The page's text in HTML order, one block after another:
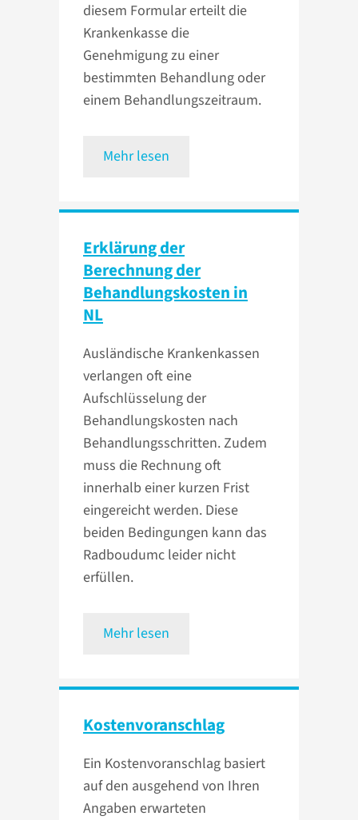
diesem Formular erteilt die
Krankenkasse die
Genehmigung zu einer
bestimmten Behandlung oder
einem Behandlungszeitraum.
Mehr lesen
Erklärung der
Berechnung der
Behandlungskosten in
NL
Ausländische Krankenkassen
verlangen oft eine
Aufschlüsselung der
Behandlungskosten nach
Behandlungsschritten. Zudem
muss die Rechnung oft
innerhalb einer kurzen Frist
eingereicht werden. Diese
beiden Bedingungen kann das
Radboudumc leider nicht
erfüllen.
Mehr lesen
Kosten­voranschlag
Ein Kostenvoranschlag basiert
auf den ausgehend von Ihren
Angaben erwarteten